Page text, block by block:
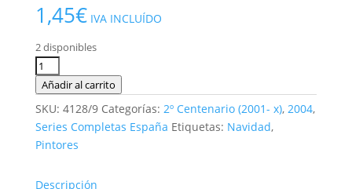
1,45€ IVA INCLUÍDO
2 disponibles
Edifil
4128/9.
Navidad.
Añadir al carrito
SKU: 4128/9 Categorías: 2º Centenario (2001- x), 2004,
Series Completas España Etiquetas: Navidad,
Pintores
Descripción